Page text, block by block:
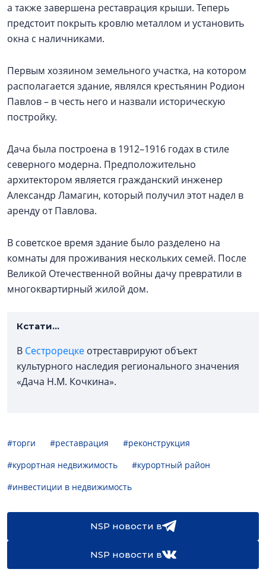
а также завершена реставрация крыши. Теперь
предстоит покрыть кровлю металлом и установить
окна с наличниками.
Первым хозяином земельного участка, на котором
располагается здание, являлся крестьянин Родион
Павлов – в честь него и назвали историческую
постройку.
Дача была построена в 1912–1916 годах в стиле
северного модерна. Предположительно
архитектором является гражданский инженер
Александр Ламагин, который получил этот надел в
аренду от Павлова.
В советское время здание было разделено на
комнаты для проживания нескольких семей. После
Великой Отечественной войны дачу превратили в
многоквартирный жилой дом.
Кстати...
В Сестрорецке отреставрируют объект
культурного наследия регионального значения
«Дача Н.М. Кочкина».
#торги #реставрация
#реконструкция
#курортная недвижимость
#курортный район
#инвестиции в недвижимость
NSP новости в
NSP новости в